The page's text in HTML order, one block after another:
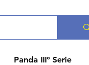
Panda III° Serie